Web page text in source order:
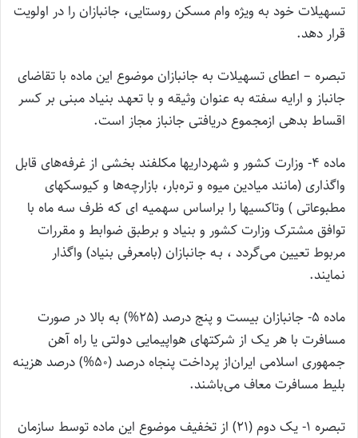
تسهیلات خود به ویژه وام مسکن روستایی، جانبازان را در اولویت
قرار دهد.
‌تبصره – اعطای تسهیلات به جانبازان موضوع این ماده با تقاضای
جانباز و ارایه سفته به عنوان وثیقه و با تعهـد بنیـاد مبنی بر کسر
اقساط بدهی از‌مجموع دریافتی جانباز مجاز است.
‌ماده 4- وزارت کشور و شهرداریها مکلفند بخشی از غرفه‌های قابل
واگذاری (‌مانند میادین میوه و تره‌بار، بازارچه‌ها و کیوسکهای
مطبوعاتی ) و‌تاکسیها را براساس سهمیه ای که ظرف سه ماه با
توافق مشترک وزارت کشور و بنیاد و برطبق ضوابط و مقررات
مربوط تعیین می‌گردد ، بـه جانبازان (‌با‌معرفی بنیاد) واگذار
نمایند.
‌ماده 5- جانبازان بیست و پنج درصد (25%) به بالا در صورت
مسافرت با هر یک از شرکتهای هواپیمایی دولتی یا راه آهن
جمهوری اسلامی ایران‌از پرداخت پنجاه درصد (50%) درصد هزینه
بلیط مسافرت معاف می‌باشند.
‌تبصره 1- یک دوم (21) از تخفیف موضوع این ماده توسط سازمان